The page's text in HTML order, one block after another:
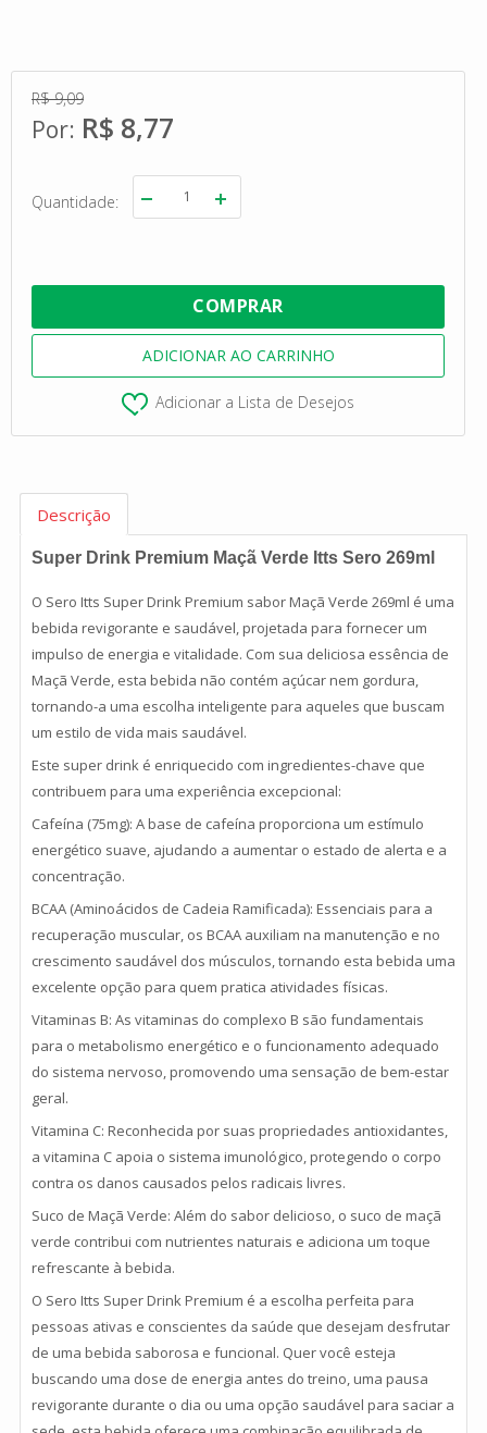
R$ 9,09
R$ 8,77
Quantidade
Adicionar a Lista de Desejos
Descrição
Super Drink Premium Maçã Verde Itts Sero 269ml
O Sero Itts Super Drink Premium sabor Maçã Verde 269ml é uma
bebida revigorante e saudável, projetada para fornecer um
impulso de energia e vitalidade. Com sua deliciosa essência de
Maçã Verde, esta bebida não contém açúcar nem gordura,
tornando-a uma escolha inteligente para aqueles que buscam
um estilo de vida mais saudável.
Este super drink é enriquecido com ingredientes-chave que
contribuem para uma experiência excepcional:
Cafeína (75mg): A base de cafeína proporciona um estímulo
energético suave, ajudando a aumentar o estado de alerta e a
concentração.
BCAA (Aminoácidos de Cadeia Ramificada): Essenciais para a
recuperação muscular, os BCAA auxiliam na manutenção e no
crescimento saudável dos músculos, tornando esta bebida uma
excelente opção para quem pratica atividades físicas.
Vitaminas B: As vitaminas do complexo B são fundamentais
para o metabolismo energético e o funcionamento adequado
do sistema nervoso, promovendo uma sensação de bem-estar
geral.
Vitamina C: Reconhecida por suas propriedades antioxidantes,
a vitamina C apoia o sistema imunológico, protegendo o corpo
contra os danos causados pelos radicais livres.
Suco de Maçã Verde: Além do sabor delicioso, o suco de maçã
verde contribui com nutrientes naturais e adiciona um toque
refrescante à bebida.
O Sero Itts Super Drink Premium é a escolha perfeita para
pessoas ativas e conscientes da saúde que desejam desfrutar
de uma bebida saborosa e funcional. Quer você esteja
buscando uma dose de energia antes do treino, uma pausa
revigorante durante o dia ou uma opção saudável para saciar a